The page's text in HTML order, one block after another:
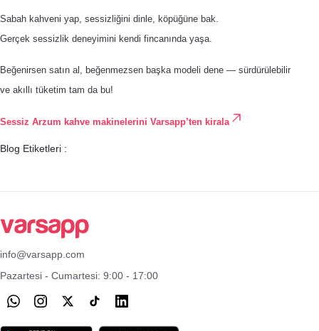
Sabah kahveni yap, sessizliğini dinle, köpüğüne bak.
Gerçek sessizlik deneyimini kendi fincanında yaşa.
Beğenirsen satın al, beğenmezsen başka modeli dene — sürdürülebilir
ve akıllı tüketim tam da bu!
Sessiz Arzum kahve makinelerini Varsapp’ten kirala
Blog Etiketleri :
info@varsapp.com
Pazartesi - Cumartesi: 9:00 - 17:00